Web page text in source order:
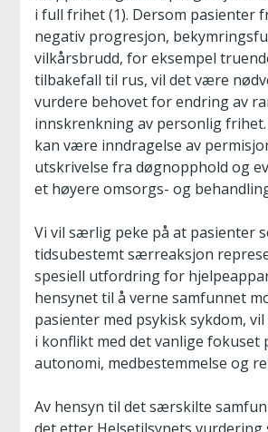
i full frihet (1). Dersom pasienter
negativ progresjon,
vilkårsbrudd, for eksempel
tilbakefall til rus, vil det være
vurdere behovet for endring av
innskrenkning av personlig
kan være inndragelse av
utskrivelse fra døgnopphold og
et høyere omsorgs- og
Vi vil særlig peke på at pasienter
tidsubestemt særreaksjon
spesiell utfordring for
hensynet til å verne samfunnet
pasienter med psykisk sykdom,
i konflikt med det vanlige fokuset
autonomi, medbestemmelse og
Av hensyn til det særskilte